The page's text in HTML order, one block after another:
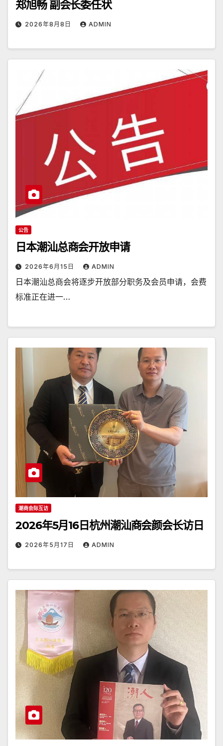
郑旭畅 副会长委任状
2026年8月8日 ADMIN
公告
日本潮汕总商会开放申请
2026年6月15日 ADMIN
日本潮汕总商会将逐步开放部分职务及会员申请，会费
标准正在进一…
潮商会际互访
2026年5月16日杭州潮汕商会颜会长访日
2026年5月17日 ADMIN